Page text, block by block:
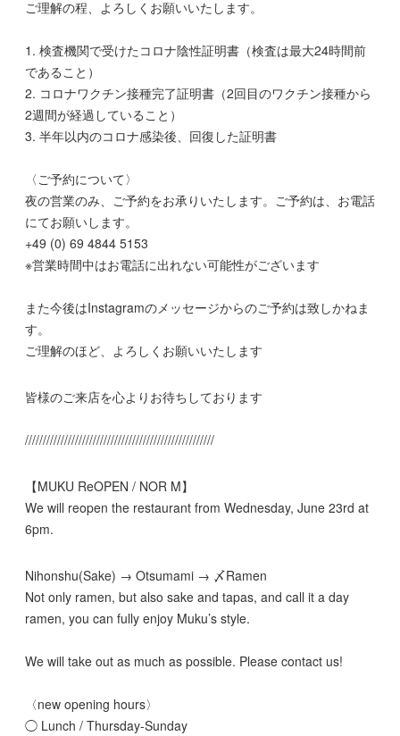
ご理解の程、よろしくお願いいたします。
1. 検査機関で受けたコロナ陰性証明書（検査は最大24時間前
であること）
2. コロナワクチン接種完了証明書（2回目のワクチン接種から
2週間が経過していること）
3. 半年以内のコロナ感染後、回復した証明書
〈ご予約について〉
夜の営業のみ、ご予約をお承りいたします。ご予約は、お電話
にてお願いします。
+49 (0) 69 4844 5153
※営業時間中はお電話に出れない可能性がございます
また今後はInstagramのメッセージからのご予約は致しかねま
す。
ご理解のほど、よろしくお願いいたします
皆様のご来店を心よりお待ちしております
/////////////////////////////////////////////////////
【MUKU ReOPEN / NOR M】
We will reopen the restaurant from Wednesday, June 23rd at
6pm.
Nihonshu(Sake) → Otsumami → 〆Ramen
Not only ramen, but also sake and tapas, and call it a day
ramen, you can fully enjoy Muku’s style.
We will take out as much as possible. Please contact us!
〈new opening hours〉
◯ Lunch / Thursday-Sunday